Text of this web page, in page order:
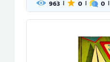
963 | 0 | 0 |